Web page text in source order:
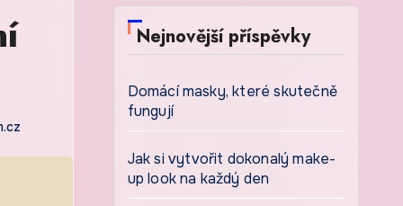
Nejnovější příspěvky
Domácí masky, které skutečně
fungují
Jak si vytvořit dokonalý make-
up look na každý den